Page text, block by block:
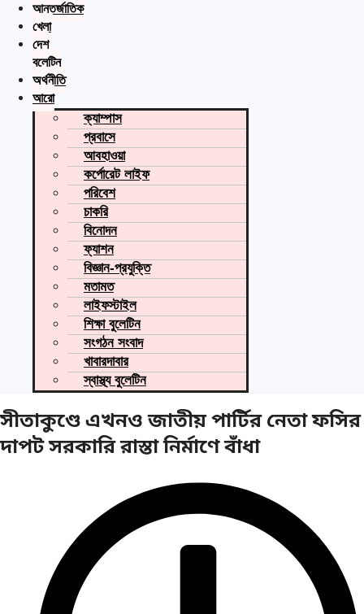
আন্তর্জাতিক
খেলা
দেশ
বুলেটিন
অর্থনীতি
আরো
ক্যাম্পাস
প্রবাসে
আবহাওয়া
কর্পোরেট লাইফ
পরিবেশ
চাকরি
বিনোদন
ফ্যাশন
বিজ্ঞান-প্রযুক্তি
মতামত
লাইফস্টাইল
শিক্ষা বুলেটিন
সংগঠন সংবাদ
খাবারদাবার
স্বাস্থ্য বুলেটিন
সীতাকুণ্ডে এখনও জাতীয় পার্টির নেতা ফসির
দাপট সরকারি রাস্তা নির্মাণে বাঁধা